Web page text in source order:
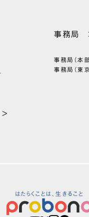
事務局
事務局（本部
事務局（東京
>
はたらくことは、生きること